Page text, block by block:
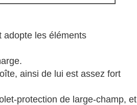
adopte les éléments
ainsi de lui est assez fort
protection de large-champ, et